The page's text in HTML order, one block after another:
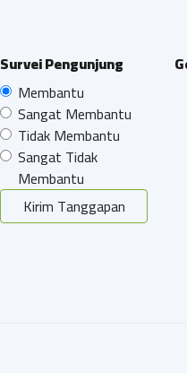
Survei Pengunjung
Membantu
Sangat Membantu
Tidak Membantu
Sangat Tidak
Membantu
Kirim Tanggapan